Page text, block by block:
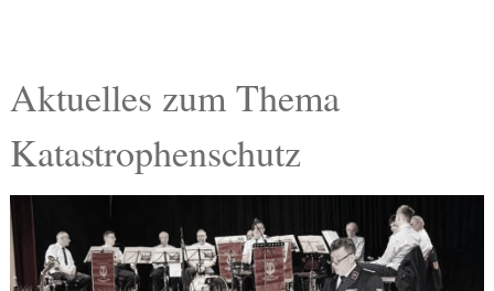
Gesundheit
Kultur
Kostenlos
Aktuelles zum Thema
Katastrophenschutz